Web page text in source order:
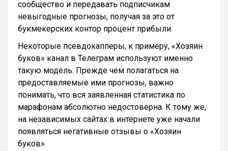
сообщество и передавать подписчикам
невыгодные прогнозы, получая за это от
букмекерских контор процент прибыли.
Некоторые псевдокапперы, к примеру, «Хозяин
буков» канал в Телеграм используют именно
такую модель. Прежде чем полагаться на
предоставляемые ими прогнозы, важно
понимать, что вся заявленная статистика по
марафонам абсолютно недостоверна. К тому же,
на независимых сайтах в интернете уже начали
появляться негативные отзывы о «Хозяин
буков».